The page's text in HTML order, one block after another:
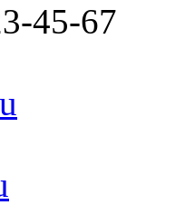
45-67